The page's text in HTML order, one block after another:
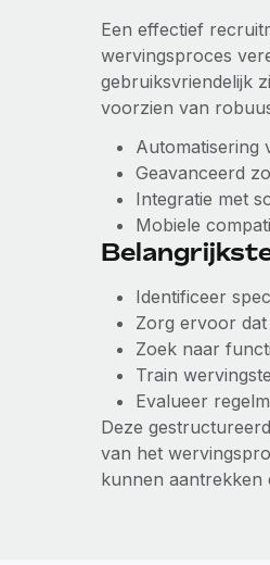
Een effectief
wervingsproces
gebruiksvriendelijk
voorzien van
Automatisering
Geavanceerd
Integratie met
Mobiele
Identificeer
Zorg ervoor
Zoek naar
Train
Evalueer
Deze
van het
kunnen aantrekken